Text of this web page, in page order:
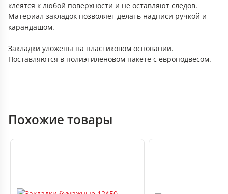
клеятся к любой поверхности и не оставляют следов.
Материал закладок позволяет делать надписи ручкой и
карандашом.
Закладки уложены на пластиковом основании.
Поставляются в полиэтиленовом пакете с европодвесом.
Похожие товары